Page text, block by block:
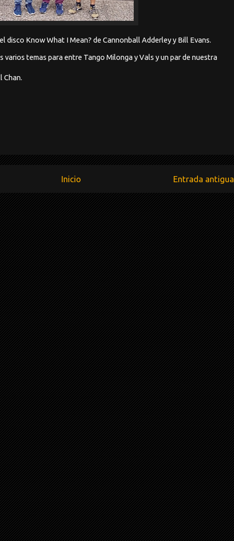
disco Know What I Mean? de Cannonball Adderley y Bill Evans.
varios temas para entre Tango Milonga y Vals y un par de nuestra
Chan.
Entrada antigua
Inicio